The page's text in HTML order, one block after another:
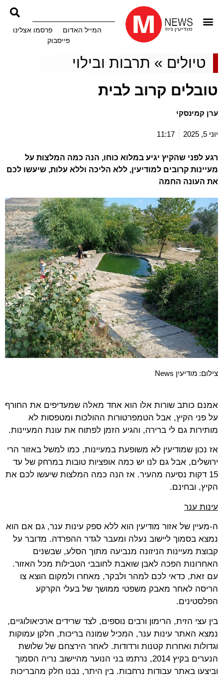
המייל האדום
פרסמו אצלינו
פייסבוק
טיולים » תרבות ובילוי
טובלים קרוב לבית
ערן קמינסקי
יוני 5, 2025 11:17
רגע לפני שהקיץ יגיע במלוא כוחו, הנה כמה המלצות על
מעיינות קרובים למודיעין, ללא הליכה וללא עלות, שיעשו לכם
את העונה החמה
צילום: מודיעין News
אמנם כותב שורות אלו הוא אחד מאלה שמעדיפים את החורף
על פני הקיץ, אבל הטמפרטורות ההולכות ומטפסות לא
מותירות גם לי ברירה, והגיע הזמן לפתוח את עונת המעיינות.
אז נכון שמודיעין לא משופעת במעיינות, כמו למשל באזור הרי
ירושלים, אבל גם לנו יש כמה אופציות טובות במרחק של עד
15 דקות נסיעה מהעיר. אז הנה כמה המלצות שיעשו לכם את
הקיץ, ובחינם.
עינות ענר
ה-מעיין של אזור מודיעין הוא ללא ספק עינות ענר, גם אם הוא
נמצא בסמוך ליישוב נעלה ומעבר לגדר ההפרדה. מדובר על
קבוצת מעיינות הניזונה מנביעה מתוך הסלע, שבשנים
האחרונות הפכה לאבן שואבת לחובבי הטבילות מכל האזור.
עם זאת, כדאי לכם למהר ולבקר, מאחרו ולמקום הוצא צו
הריסה לאחר מאבק משפטי ממושך של בעלי הקרקע
הפלסטינים.
בין עצי הזית, הרימון ורבים נוספים, לצד שרידים ארכיאולוגיים,
נמצא האתר עינות ענר, המכיל שמונה בריכות, חלקן עמוקות
וגדולות ואחרות קטנות ורדודות. לאחר הירצחם של שלושת
הנערים בקיץ 2014, נרתמו בני הנוער מהיישוב נריה הסמוך
וביצעו באתר עבודות נרחבות. בין היתר, נבנו חלק מהבריכות